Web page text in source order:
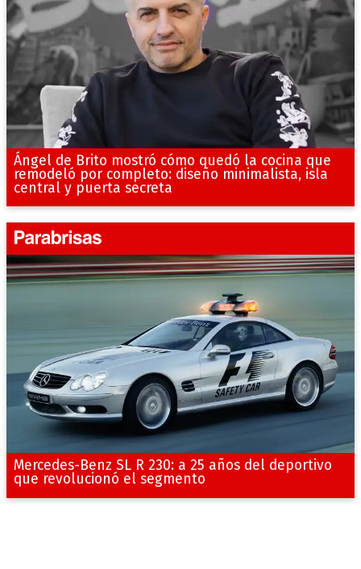
Ángel de Brito mostró cómo quedó la cocina que
remodeló por completo: diseño minimalista, isla
central y puerta secreta
Mercedes-Benz SL R 230: a 25 años del deportivo
que revolucionó el segmento